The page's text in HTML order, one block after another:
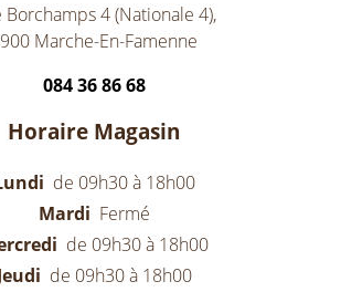
Borchamps 4 (Nationale 4),
Marche-En-Famenne
084 36 86 68
Horaire Magasin
de 09h30 à 18h00
Mardi Fermé
de 09h30 à 18h00
de 09h30 à 18h00